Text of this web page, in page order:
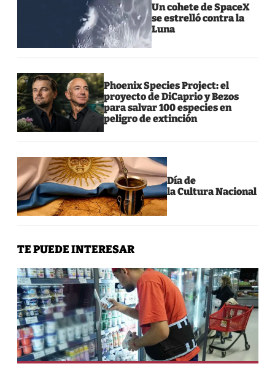
Un cohete de SpaceX
se estrelló contra la
Luna
Phoenix Species Project: el
proyecto de DiCaprio y Bezos
para salvar 100 especies en
peligro de extinción
Día de
la Cultura Nacional
TE PUEDE INTERESAR